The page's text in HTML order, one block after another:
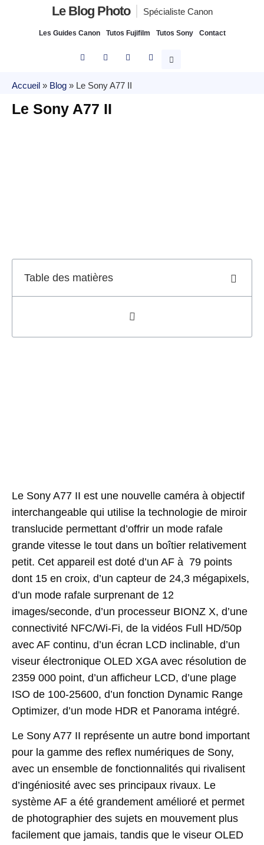
Le Blog Photo Spécialiste Canon
Les Guides Canon Tutos Fujifilm Tutos Sony Contact
Accueil » Blog » Le Sony A77 II
Le Sony A77 II
Table des matières
Le Sony A77 II est une nouvelle caméra à objectif
interchangeable qui utilise la technologie de miroir
translucide permettant d’offrir un mode rafale
grande vitesse le tout dans un boîtier relativement
petit. Cet appareil est doté d’un AF à 79 points
dont 15 en croix, d’un capteur de 24,3 mégapixels,
d’un mode rafale surprenant de 12
images/seconde, d’un processeur BIONZ X, d’une
connectivité NFC/Wi-Fi, de la vidéos Full HD/50p
avec AF continu, d’un écran LCD inclinable, d’un
viseur électronique OLED XGA avec résolution de
2359 000 point, d’un afficheur LCD, d’une plage
ISO de 100-25600, d’un fonction Dynamic Range
Optimizer, d’un mode HDR et Panorama intégré.
Le Sony A77 II représente un autre bond important
pour la gamme des reflex numériques de Sony,
avec un ensemble de fonctionnalités qui rivalisent
d’ingéniosité avec ses principaux rivaux. Le
système AF a été grandement amélioré et permet
de photographier des sujets en mouvement plus
facilement que jamais, tandis que le viseur OLED